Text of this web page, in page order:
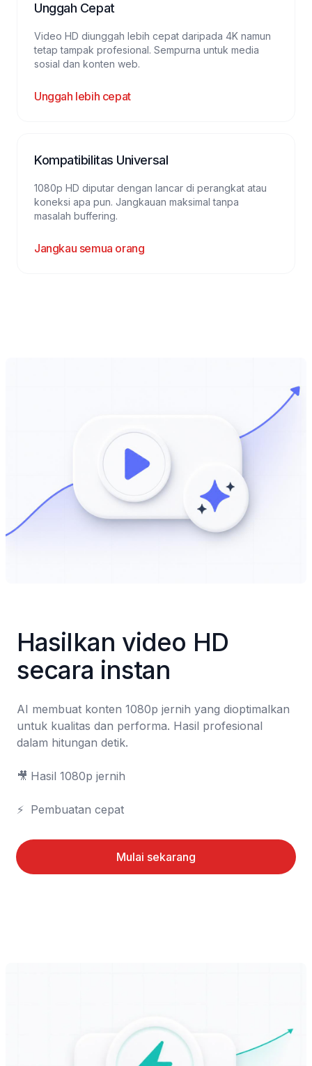
Unggah Cepat
Video HD diunggah lebih cepat daripada 4K namun
tetap tampak profesional. Sempurna untuk media
sosial dan konten web.
Unggah lebih cepat
Kompatibilitas Universal
1080p HD diputar dengan lancar di perangkat atau
koneksi apa pun. Jangkauan maksimal tanpa
masalah buffering.
Jangkau semua orang
Hasilkan video HD
secara instan
AI membuat konten 1080p jernih yang dioptimalkan
untuk kualitas dan performa. Hasil profesional
dalam hitungan detik.
🎥	Hasil 1080p jernih
⚡	Pembuatan cepat
Mulai sekarang